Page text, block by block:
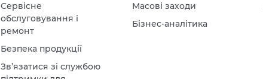
Сервісне
обслуговування і
ремонт
Безпека продукції
Зв’язатися зі службою
Масові заходи
Бізнес-аналітика